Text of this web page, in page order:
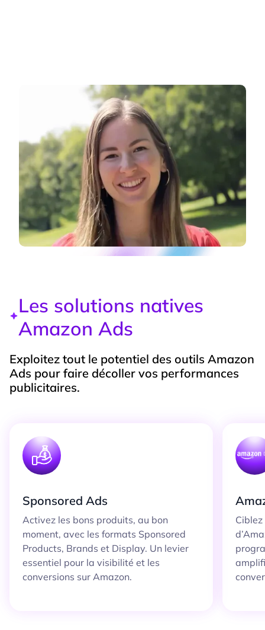
Les solutions natives
Amazon Ads
Exploitez tout le potentiel des outils Amazon
Ads pour faire décoller vos performances
publicitaires.
Sponsored Ads
Activez les bons produits, au bon
moment, avec les formats Sponsored
Products, Brands et Display. Un levier
essentiel pour la visibilité et les
conversions sur Amazon.